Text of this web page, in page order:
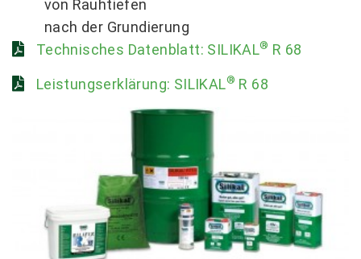
von Rauhtiefen
nach der Grundierung
Technisches Datenblatt: SILIKAL® R 68
Leistungserklärung: SILIKAL® R 68